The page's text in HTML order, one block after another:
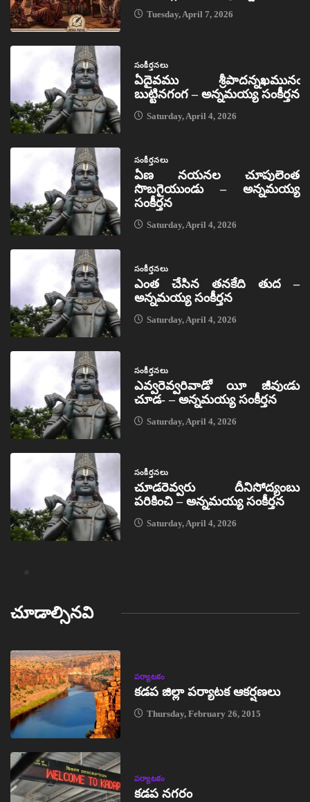
Tuesday, April 7, 2026
సంకీర్తనలు
ఏదైవము శ్రీపాదన్నఖమునఁ
బుట్టినగంగ – అన్నమయ్య సంకీర్తన
Saturday, April 4, 2026
సంకీర్తనలు
ఏణ నయనల చూపులెంత
సొబగైయుండు – అన్నమయ్య
సంకీర్తన
Saturday, April 4, 2026
సంకీర్తనలు
ఎంత చేసిన తనకేది తుద –
అన్నమయ్య సంకీర్తన
Saturday, April 4, 2026
సంకీర్తనలు
ఎవ్వరెవ్వరివాడో యీ జీవుఁడు
చూడ- – అన్నమయ్య సంకీర్తన
Saturday, April 4, 2026
సంకీర్తనలు
చూడరెవ్వరు దీనిసోద్యంబు
పరికించి – అన్నమయ్య సంకీర్తన
Saturday, April 4, 2026
చూడాల్సినవి
పర్యాటకం
కడప జిల్లా పర్యాటక ఆకర్షణలు
Thursday, February 26, 2015
పర్యాటకం
కడప నగరం